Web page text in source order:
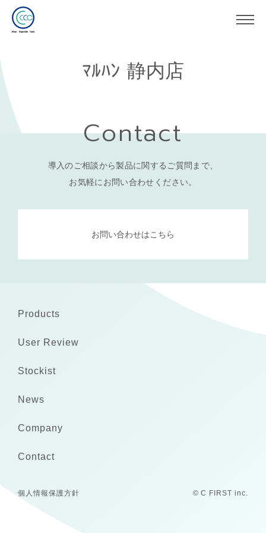
ﾏﾙﾊﾝ 静内店
Contact
導入のご相談から製品に関するご質問まで、
お気軽にお問い合わせください。
お問い合わせはこちら
Products
User Review
Stockist
News
Company
Contact
個人情報保護方針 © C FIRST inc.